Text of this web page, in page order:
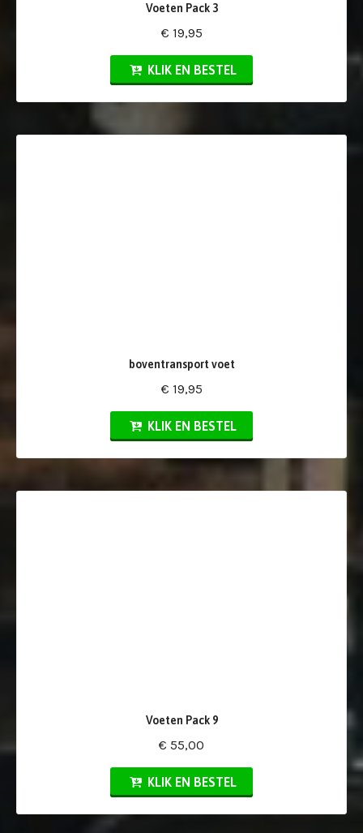
Voeten Pack 3
€ 19,95
KLIK EN BESTEL
boventransport voet
€ 19,95
KLIK EN BESTEL
Voeten Pack 9
€ 55,00
KLIK EN BESTEL